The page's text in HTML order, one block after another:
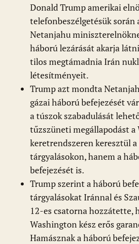
Donald Trump amerikai
telefonbeszélgetésük során
Netanjahu
háború lezárását akarja
tilos megtámadnia Irán
létesítményeit.
Trump azt mondta
gázai háború befejezését
a túszok szabadulását
tűzszüneti megállapodást
keretrendszeren keresztül
tárgyalásokon, hanem a
befejezését is.
Trump szerint a háború
tárgyalásokat Iránnal és
12-es csatorna hozzátette,
Washington kész erős
Hamásznak a háború